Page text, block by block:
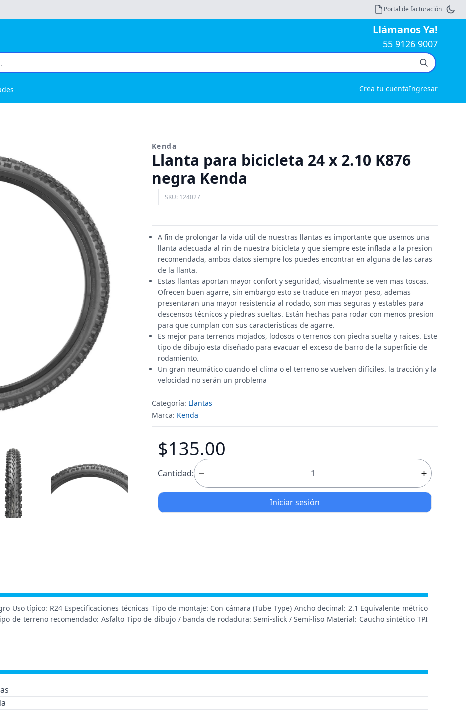
Portal de facturación
Llámanos Ya!
55 9126 9007
Crea tu cuentaIngresar
Kenda
Llanta para bicicleta 24 x 2.10 K876
negra Kenda
SKU: 124027
A fin de prolongar la vida util de nuestras llantas es importante que usemos una
llanta adecuada al rin de nuestra bicicleta y que siempre este inflada a la presion
recomendada, ambos datos siempre los puedes encontrar en alguna de las caras
de la llanta.
Estas llantas aportan mayor confort y seguridad, visualmente se ven mas toscas.
Ofrecen buen agarre, sin embargo esto se traduce en mayor peso, ademas
presentaran una mayor resistencia al rodado, son mas seguras y estables para
descensos técnicos y piedras sueltas. Están hechas para rodar con menos presion
para que cumplan con sus caracteristicas de agarre.
Es mejor para terrenos mojados, lodosos o terrenos con piedra suelta y raices. Este
tipo de dibujo esta diseñado para evacuar el exceso de barro de la superficie de
rodamiento.
Un gran neumático cuando el clima o el terreno se vuelven difíciles. la tracción y la
velocidad no serán un problema
Categoría: Llantas
Marca: Kenda
$135.00
Cantidad:
Iniciar sesión
Uso típico: R24 Especificaciones técnicas Tipo de montaje: Con cámara (Tube Type) Ancho decimal: 2.1 Equivalente métrico
de terreno recomendado: Asfalto Tipo de dibujo / banda de rodadura: Semi-slick / Semi-liso Material: Caucho sintético TPI